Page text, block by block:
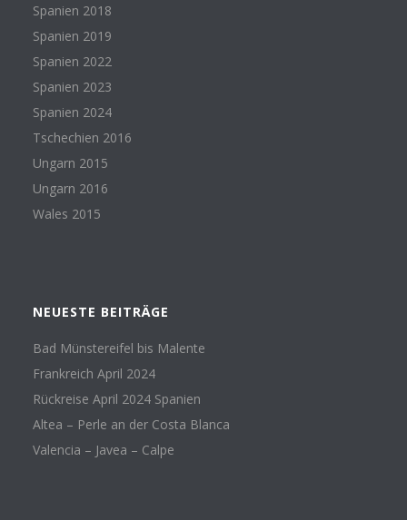
Spanien 2018
Spanien 2019
Spanien 2022
Spanien 2023
Spanien 2024
Tschechien 2016
Ungarn 2015
Ungarn 2016
Wales 2015
NEUESTE BEITRÄGE
Bad Münstereifel bis Malente
Frankreich April 2024
Rückreise April 2024 Spanien
Altea – Perle an der Costa Blanca
Valencia – Javea – Calpe